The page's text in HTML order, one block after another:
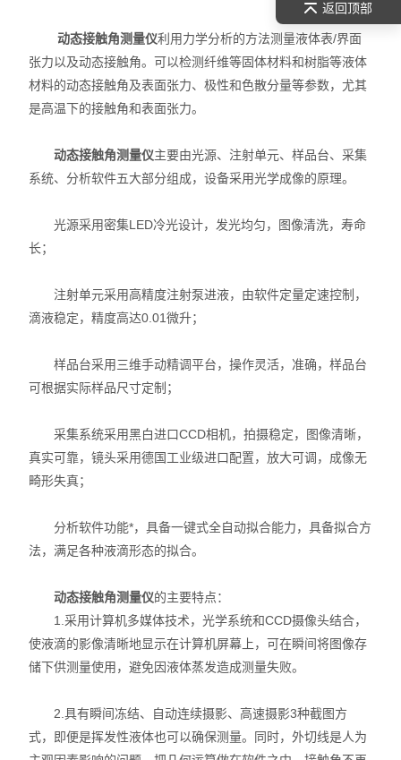
光谱部件及外设
差示/热重/差热/热分析
红外光谱（IR、傅立叶）
低温恒温器
荧光分光光度计（分子荧光
X射线衍射仪（XRD）
扫描电镜（SEM）
X荧光光谱XRF能量色散型
透反射率测量仪
等离子清洗机
代理产品
光学显微镜
动态接触角测量仪利用力学分析的方法测量液体表/界面
张力以及动态接触角。可以检测纤维等固体材料和树脂等液体
材料的动态接触角及表面张力、极性和色散分量等参数，尤其
是高温下的接触角和表面张力。
动态接触角测量仪主要由光源、注射单元、样品台、采集
系统、分析软件五大部分组成，设备采用光学成像的原理。
光源采用密集LED冷光设计，发光均匀，图像清洗，寿命
长；
注射单元采用高精度注射泵进液，由软件定量定速控制，
滴液稳定，精度高达0.01微升；
样品台采用三维手动精调平台，操作灵活，准确，样品台
可根据实际样品尺寸定制；
采集系统采用黑白进口CCD相机，拍摄稳定，图像清晰，
真实可靠，镜头采用德国工业级进口配置，放大可调，成像无
畸形失真；
分析软件功能*，具备一键式全自动拟合能力，具备拟合方
法，满足各种液滴形态的拟合。
动态接触角测量仪的主要特点：
1.采用计算机多媒体技术，光学系统和CCD摄像头结合，
使液滴的影像清晰地显示在计算机屏幕上，可在瞬间将图像存
储下供测量使用，避免因液体蒸发造成测量失败。
2.具有瞬间冻结、自动连续摄影、高速摄影3种截图方
式，即便是挥发性液体也可以确保测量。同时，外切线是人为
返回顶部